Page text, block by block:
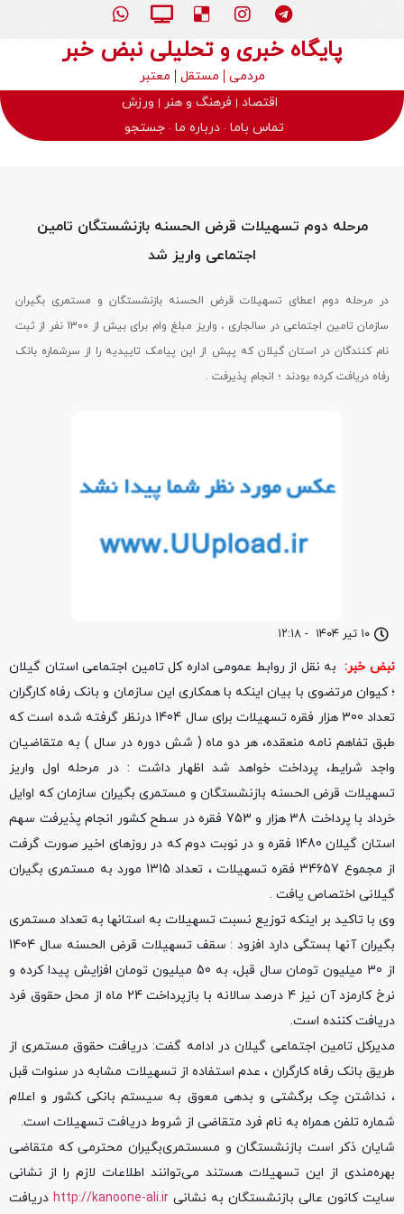
پایگاه خبری و تحلیلی نبض خبر
مردمی مستقل
معتبر
اقتصاد
فرهنگ و هنر
ورزش
تماس باما درباره ما جستجو
۱۰ تیر ۱۴۰۴ - ۱۲:۱۸
مرحله دوم تسهیلات قرض الحسنه بازنشستگان تامین
اجتماعی واریز شد
در مرحله دوم اعطای تسهیلات قرض الحسنه بازنشستگان و مستمری بگیران
سازمان تامین اجتماعی در سالجاری ، واریز مبلغ وام برای بیش از 1300 نفر از ثبت
نام کنندگان در استان گیلان که پیش از این پیامک تاییدیه را از سرشماره بانک
رفاه دریافت کرده بودند ؛ انجام پذیرفت .
نبض خبر: به نقل از روابط عمومی اداره کل تامین اجتماعی استان گیلان
؛ کیوان مرتضوی با بیان اینکه با همکاری این سازمان و بانک رفاه کارگران
تعداد 300 هزار فقره تسهیلات برای سال 1404 درنظر گرفته شده است که
طبق تفاهم نامه منعقده، هر دو ماه ( شش دوره در سال ) به متقاضیان
واجد شرایط، پرداخت خواهد شد اظهار داشت : در مرحله اول واریز
تسهیلات قرض الحسنه بازنشستگان و مستمری بگیران سازمان که اوایل
خرداد با پرداخت 38 هزار و 753 فقره در سطح کشور انجام پذیرفت سهم
استان گیلان 1480 فقره و در نوبت دوم که در روزهای اخیر صورت گرفت
از مجموع 34657 فقره تسهیلات ، تعداد 1315 مورد به مستمری بگیران
گیلانی اختصاص یافت .
وی با تاکید بر اینکه توزیع نسبت تسهیلات به استانها به تعداد مستمری
بگیران آنها بستگی دارد افزود : سقف تسهیلات قرض الحسنه سال 1404
از 30 میلیون تومان سال قبل، به 50 میلیون تومان افزایش پیدا کرده و
نرخ کارمزد آن نیز 4 درصد سالانه با بازپرداخت 24 ماه از محل حقوق فرد
دریافت کننده است.
مدیرکل تامین اجتماعی گیلان در ادامه گفت: دریافت حقوق مستمری از
طریق بانک رفاه کارگران ، عدم استفاده از تسهیلات مشابه در سنوات قبل
، نداشتن چک برگشتی و بدهی معوق به سیستم بانکی کشور و اعلام
شماره تلفن همراه به نام فرد متقاضی از شروط دریافت تسهیلات است.
شایان ذکر است بازنشستگان و مسستمری‌بگیران محترمی که متقاضی
بهره‌مندی از این تسهیلات هستند می‌توانند اطلاعات لازم را از نشانی
سایت کانون عالی بازنشستگان به نشانی http://kanoone-ali.ir دریافت